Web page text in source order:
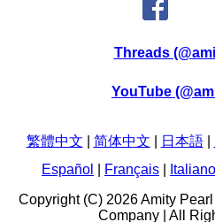
Threads
YouTube
繁體中文 简体中文 日本語|
Español
Français Italiano
Copyright (C) 2026 Amity Pearl Trading Co / Amilee Pearl
Company | All